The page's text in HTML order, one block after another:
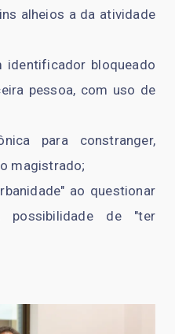
alheios a da atividade
bloqueado
pessoa, com uso de
para constranger,
magistrado;
ao questionar
de "ter